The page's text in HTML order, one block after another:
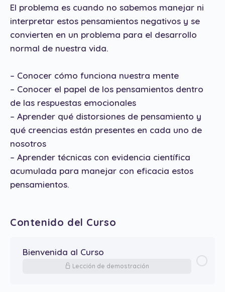
El problema es cuando no sabemos manejar ni
interpretar estos pensamientos negativos y se
convierten en un problema para el desarrollo
normal de nuestra vida.
– Conocer cómo funciona nuestra mente
– Conocer el papel de los pensamientos dentro
de las respuestas emocionales
– Aprender qué distorsiones de pensamiento y
qué creencias están presentes en cada uno de
nosotros
– Aprender técnicas con evidencia científica
acumulada para manejar con eficacia estos
pensamientos.
Contenido del Curso
Bienvenida al Curso
Lección de demostración